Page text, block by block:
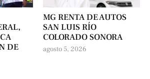
DE
MG RENTA DE AUTOS
SAN LUIS RÍO
COLORADO SONORA
agosto 5, 2026